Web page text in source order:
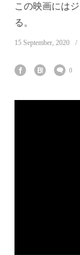
この映画には
る。
15 September, 2020
0